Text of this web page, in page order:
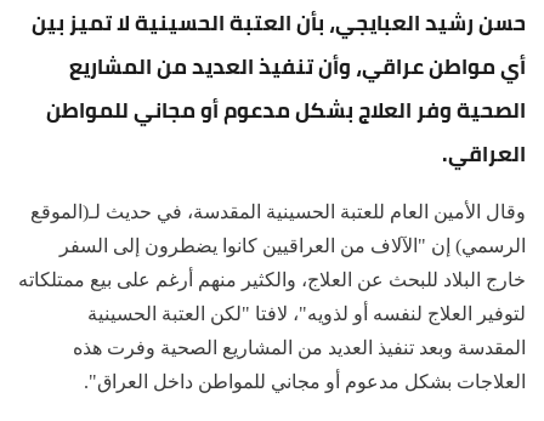
حسن رشيد العبايجي، بأن العتبة الحسينية لا تميز بين
أي مواطن عراقي، وأن تنفيذ العديد من المشاريع
الصحية وفر العلاج بشكل مدعوم أو مجاني للمواطن
العراقي.
وقال الأمين العام للعتبة الحسينية المقدسة، في حديث لـ(الموقع
الرسمي) إن "الآلاف من العراقيين كانوا يضطرون إلى السفر
خارج البلاد للبحث عن العلاج، والكثير منهم أرغم على بيع ممتلكاته
لتوفير العلاج لنفسه أو لذويه"، لافتا "لكن العتبة الحسينية
المقدسة وبعد تنفيذ العديد من المشاريع الصحية وفرت هذه
العلاجات بشكل مدعوم أو مجاني للمواطن داخل العراق".